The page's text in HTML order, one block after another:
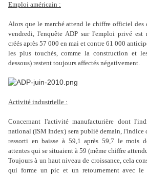
Emploi américain :
Alors que le marché attend le chiffre officiel des
vendredi, l'enquête ADP sur l'emploi privé est
créés après 57 000 en mai et contre 61 000
les plus touchés, comme la construction et
dessous) restent toujours affectés négativement.
Activité industrielle :
Concernant l'activité manufacturière dont
national (ISM Index) sera publié demain, l'indice
ressorti en baisse à 59,1 après 59,7 le mois
attentes qui se situaient à 59 (même chiffre
Toujours à un haut niveau de croissance, cela
qui forme un pic et un retournement avec le